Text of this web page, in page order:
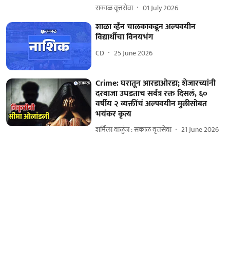
सकाळ वृत्तसेवा 01 July 2026
शाळा व्हँन चालकाकडून अल्पवयीन
विद्यार्थीचा विनयभंग
CD 25 June 2026
Crime: घरातून आरडाओरडा; शेजारच्यांनी
दरवाजा उघडताच सर्वत्र रक्त दिसलं, ६०
वर्षीय २ व्यक्तींचं अल्पवयीन मुलीसोबत
भयंकर कृत्य
शर्मिला वाळुंज : सकाळ वृत्तसेवा 21 June 2026